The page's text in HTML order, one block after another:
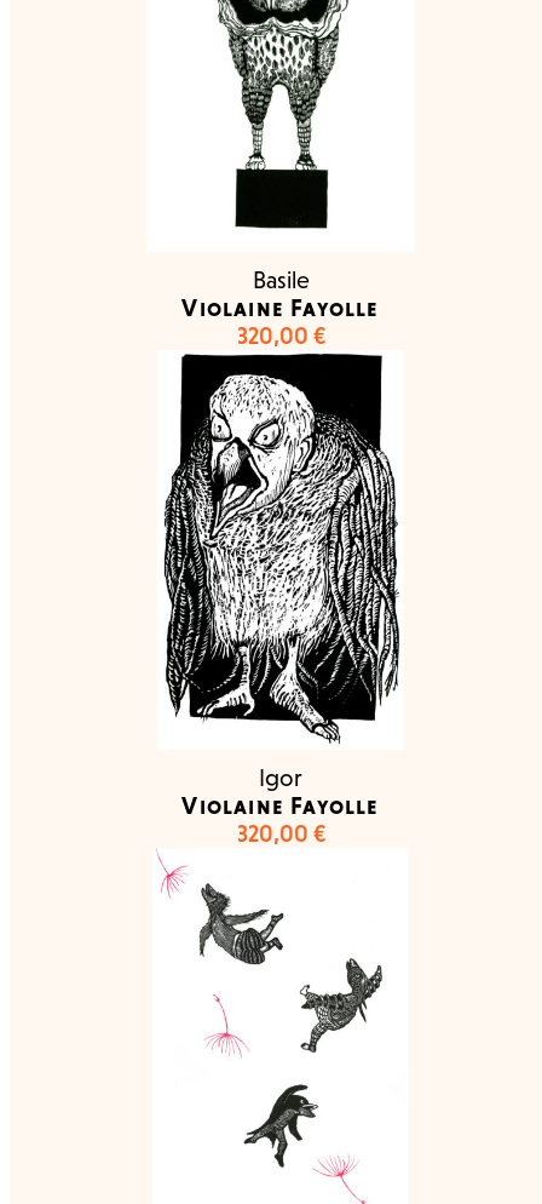
Basile
Violaine Fayolle
320,00 €
Igor
Violaine Fayolle
320,00 €